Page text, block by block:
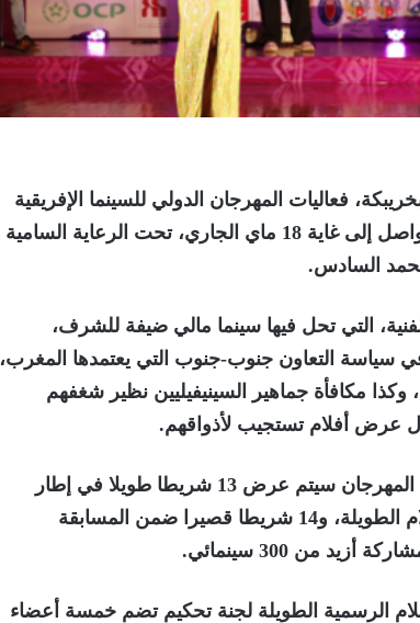
فعاليات المهرجان الدولي للسينما الإفريقية
في نسخته الـ24 التي تتواصل إلى غاية 18 ماي الجاري، تحت الرعاية السامية
السادس.
التي تحل فيها سينما مالي ضيفة للشرف،
في سياسة التعاون جنوب-جنوب التي يعتمدها المغرب،
وكذا مكافأة جماهير السينيفيليين نظير شغفهم
عرض أفلام تستجيب لأذواقهم.
وخلال النسخة الـ24 من المهرجان سيتم عرض 13 شريطا طويلا في إطار
المسابقة الرسمية للأفلام الطويلة، و14 شريطا قصيرا ضمن المسابقة
من 300 سينمائي.
الرسمية الطويلة لجنة تحكيم تضم خمسة أعضاء